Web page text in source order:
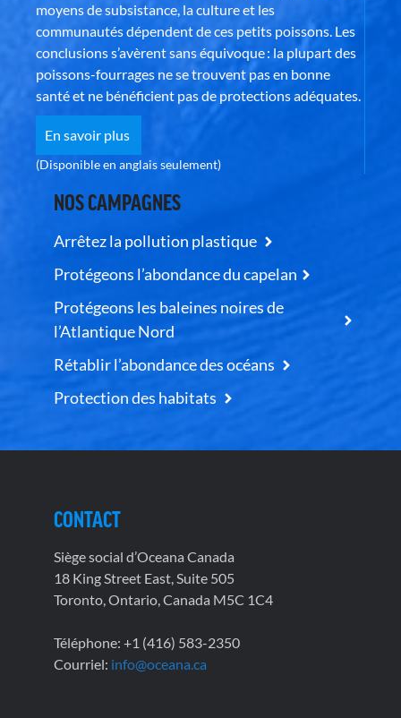
moyens de subsistance, la culture et les
communautés dépendent de ces petits poissons. Les
conclusions s’avèrent sans équivoque : la plupart des
poissons-fourrages ne se trouvent pas en bonne
santé et ne bénéficient pas de protections adéquates.
En savoir plus
(Disponible en anglais seulement)
NOS CAMPAGNES
Arrêtez la pollution plastique
Protégeons l’abondance du capelan
Protégeons les baleines noires de
l’Atlantique Nord
Rétablir l’abondance des océans
Protection des habitats
CONTACT
Siège social d’Oceana Canada
18 King Street East, Suite 505
Toronto, Ontario, Canada M5C 1C4
Téléphone: +1 (416) 583-2350
Courriel: info@oceana.ca